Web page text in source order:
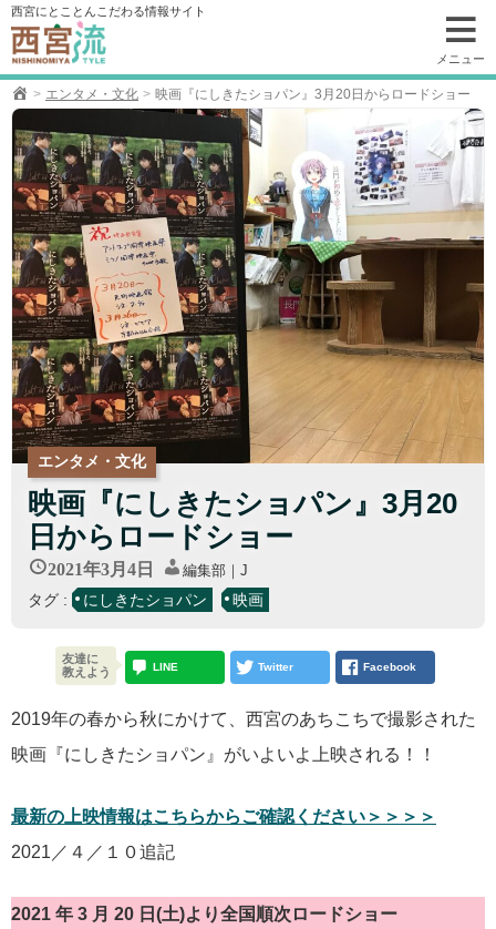
コ
ン
テ
ン
ツ
へ
移
動
西宮にとことんこだわる情報サイト
メニュー
エンタメ・文化 映画『にしきたショパン』3月20日からロードショー
エンタメ・文化
映画『にしきたショパン』3月20
日からロードショー
2021年3月4日 編集部｜J
タグ : にしきたショパン 映画
2019年の春から秋にかけて、西宮のあちこちで撮影された
映画『にしきたショパン』がいよいよ上映される！！
最新の上映情報はこちらからご確認ください＞＞＞＞
2021／４／１０追記
2021 年 3 月 20 日(土)より全国順次ロードショー
友達に
教えよう
LINE Twitter Facebook